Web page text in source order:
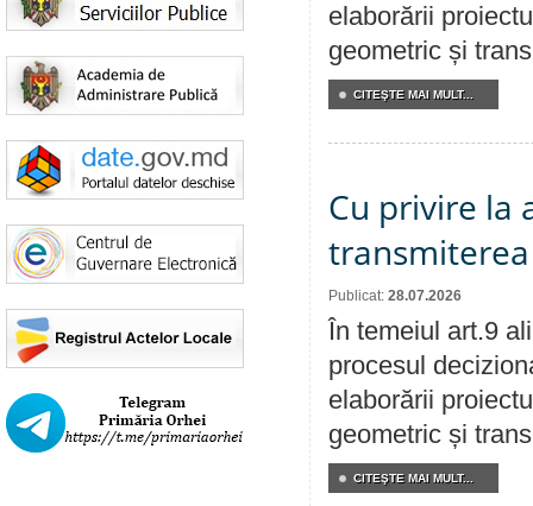
elaborării
geometric și
CITEŞTE MAI MULT...
Cu privire la
Publicat: 28.07.2026
În temeiul art.9
procesul
elaborării
geometric și
CITEŞTE MAI MULT...